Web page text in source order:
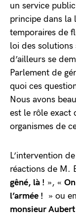
un service
principe dans la
temporaires de
loi des
d’ailleurs se
Parlement de
quoi ces
Nous avons
est le rôle exact
organismes de
L’intervention
réactions de M.
gêné, là ! », «
l’armée ! » ou
monsieur